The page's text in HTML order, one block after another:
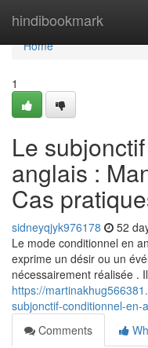
hindibookmark
Home
Home
1
Le
anglais :
Cas
sidneyqjyk976178 52
Le mode conditionnel en
exprime un désir ou un
nécessairement réalisée .
https://
subjonctif-conditionnel-
Comments